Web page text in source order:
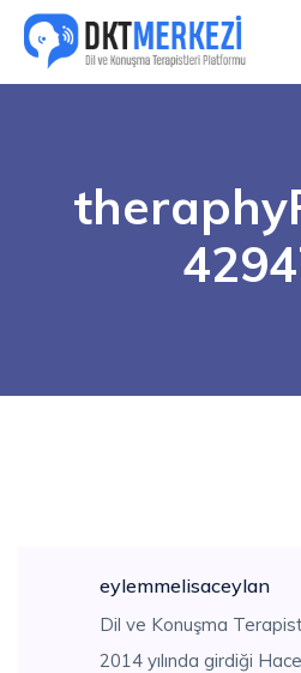
eylemmelisaceylan
Dil ve Konuşma
2014 yılında girdiği